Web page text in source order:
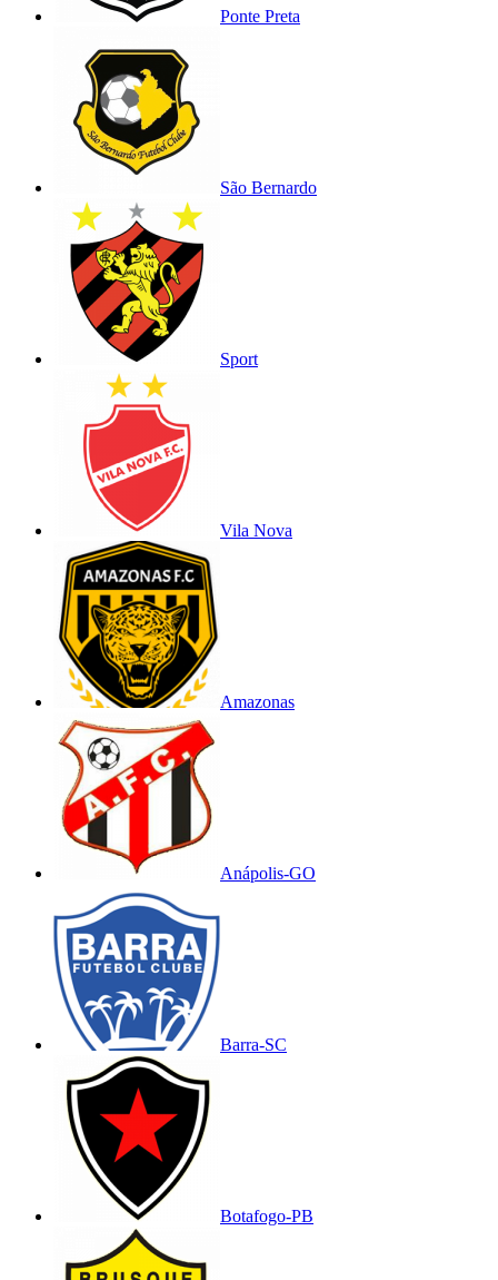
Ponte Preta
São Bernardo
Sport
Vila Nova
Amazonas
Anápolis-GO
Barra-SC
Botafogo-PB